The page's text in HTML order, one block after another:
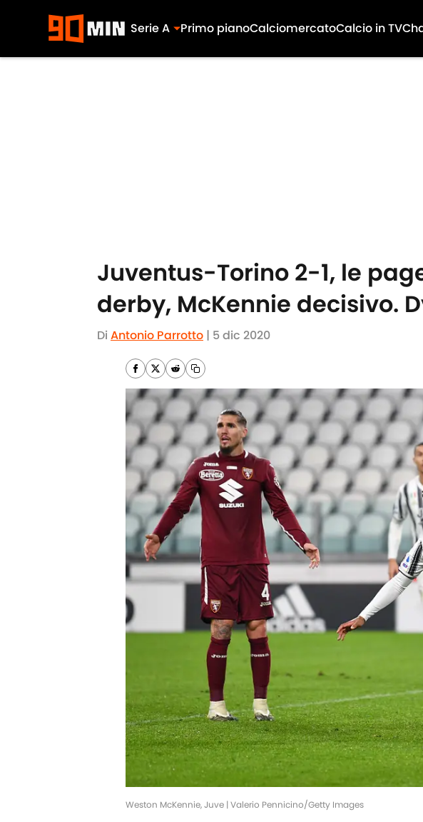
Serie A Primo pianoCalciomercatoCalcio in TV
Juventus-Torino 2-1, le
derby, McKennie decisivo.
Di Antonio Parrotto | 5 dic 2020
Weston McKennie, Juve | Valerio Pennicino/Getty Images